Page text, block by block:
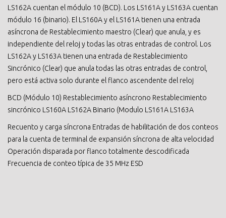
LS162A cuentan el módulo 10 (BCD). Los LS161A y LS163A cuentan
módulo 16 (binario). El LS160A y el LS161A tienen una entrada
asíncrona de Restablecimiento maestro (Clear) que anula, y es
independiente del reloj y todas las otras entradas de control. Los
LS162A y LS163A tienen una entrada de Restablecimiento
Sincrónico (Clear) que anula todas las otras entradas de control,
pero está activa solo durante el flanco ascendente del reloj
BCD (Módulo 10) Restablecimiento asíncrono Restablecimiento
sincrónico LS160A LS162A Binario (Modulo LS161A LS163A
Recuento y carga síncrona Entradas de habilitación de dos conteos
para la cuenta de terminal de expansión síncrona de alta velocidad
Operación disparada por flanco totalmente descodificada
Frecuencia de conteo típica de 35 MHz ESD